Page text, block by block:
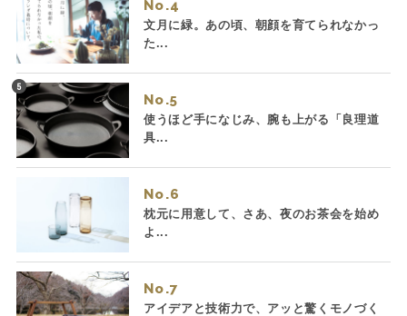
No.
文月に緑。あの頃、朝顔を育てられなかっ
た...
No.
使うほど手になじみ、腕も上がる「良理道
具...
No.
枕元に用意して、さあ、夜のお茶会を始め
よ...
No.
アイデアと技術力で、アッと驚くモノづく